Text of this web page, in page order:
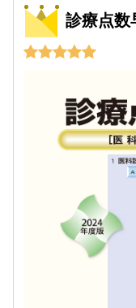
診療点数